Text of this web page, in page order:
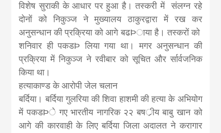
विशेष सुराकी के आधार पर हुआ है। तस्करी में संलग्न रहे
दोनों को निकुञ्ज ने मुख्यालय ठाकुरद्वारा में रख कर
अनुसन्धान की प्रक्रिया को आगे बढÞाया है। तस्करों को
शनिवार ही पकडÞ लिया गया था। मगर अनुसन्धान की
प्रक्रिया में निकुञ्ज ने रवीबार को सूचित और र्सार्वजनिक
किया था।
हत्याकाण्ड के आरोपी जेल चलान
बर्दिया। बर्दिया गुलरिया की शिवा हाशमी की हत्या के अभियोग
में पकडÞे गए भारतीय नागरिक २२ बषर्ीय बाबु खान को
आगे की कारवाही के लिए बर्दिया जिला अदालत ने करागार